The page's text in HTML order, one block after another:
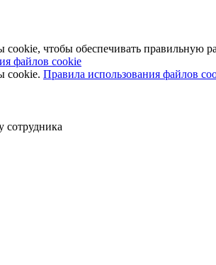
чтобы обеспечивать правильную
файлов cookie
cookie. Правила использования файлов
сотрудника